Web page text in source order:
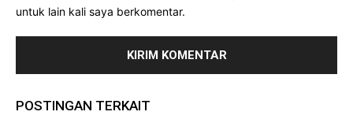
untuk lain kali saya berkomentar.
POSTINGAN TERKAIT